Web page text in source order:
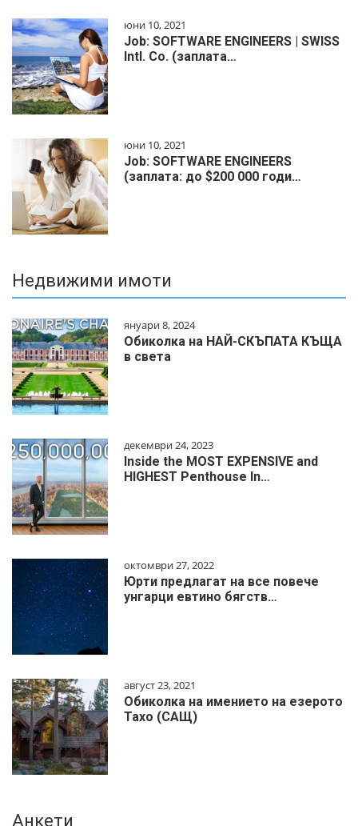
юни 10, 2021
Job: SOFTWARE ENGINEERS | SWISS
Intl. Co. (заплата…
юни 10, 2021
Job: SOFTWARE ENGINEERS
(заплата: до $200 000 годи…
Недвижими имоти
януари 8, 2024
Обиколка на НАЙ-СКЪПАТА КЪЩА
в света
декември 24, 2023
Inside the MOST EXPENSIVE and
HIGHEST Penthouse In…
октомври 27, 2022
Юрти предлагат на все повече
унгарци евтино бягств…
август 23, 2021
Обиколка на имението на езерото
Тахо (САЩ)
Анкети